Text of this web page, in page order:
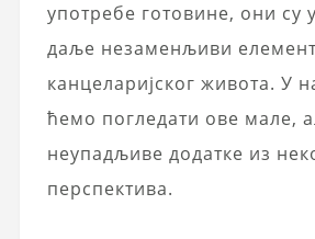
употребе готовине, они су
даље незаменљиви
канцеларијског живота. У
ћемо погледати ове мале,
неупадљиве додатке из
перспектива.